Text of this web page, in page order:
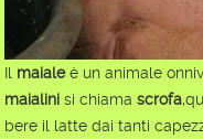
Il maialeè un animale
maialini si chiamascrofa
bere il latte dai tanti